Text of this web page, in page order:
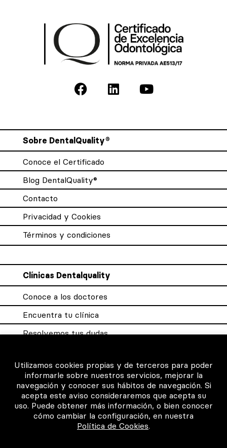
Sobre DentalQuality®
Conoce el Certificado
Blog DentalQuality®
Contacto
Privacidad y Cookies
Términos y condiciones
Clínicas Dentalquality
Conoce a los doctores
Encuentra tu clínica
Resolvemos tus dudas
Para los profesionales
Consigue tu certificado
Intranet clínicas certificadas
Utilizamos cookies propias y de terceros para poder
informarle sobre nuestros servicios, mejorar la
navegación y conocer sus hábitos de navegación. Si
acepta este aviso consideraremos que acepta su
uso. Puede obtener más información, o bien conocer
cómo cambiar la configuración, en nuestra
Política de Cookies.